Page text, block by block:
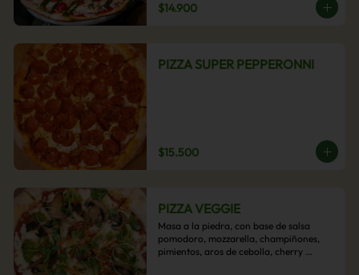
$14.900
PIZZA SUPER PEPPERONNI
$15.500
PIZZA VEGGIE
Masa a la piedra, con base de salsa
pomodoro, mozzarella, champiñones,
pimientos, aros de cebolla, cherry